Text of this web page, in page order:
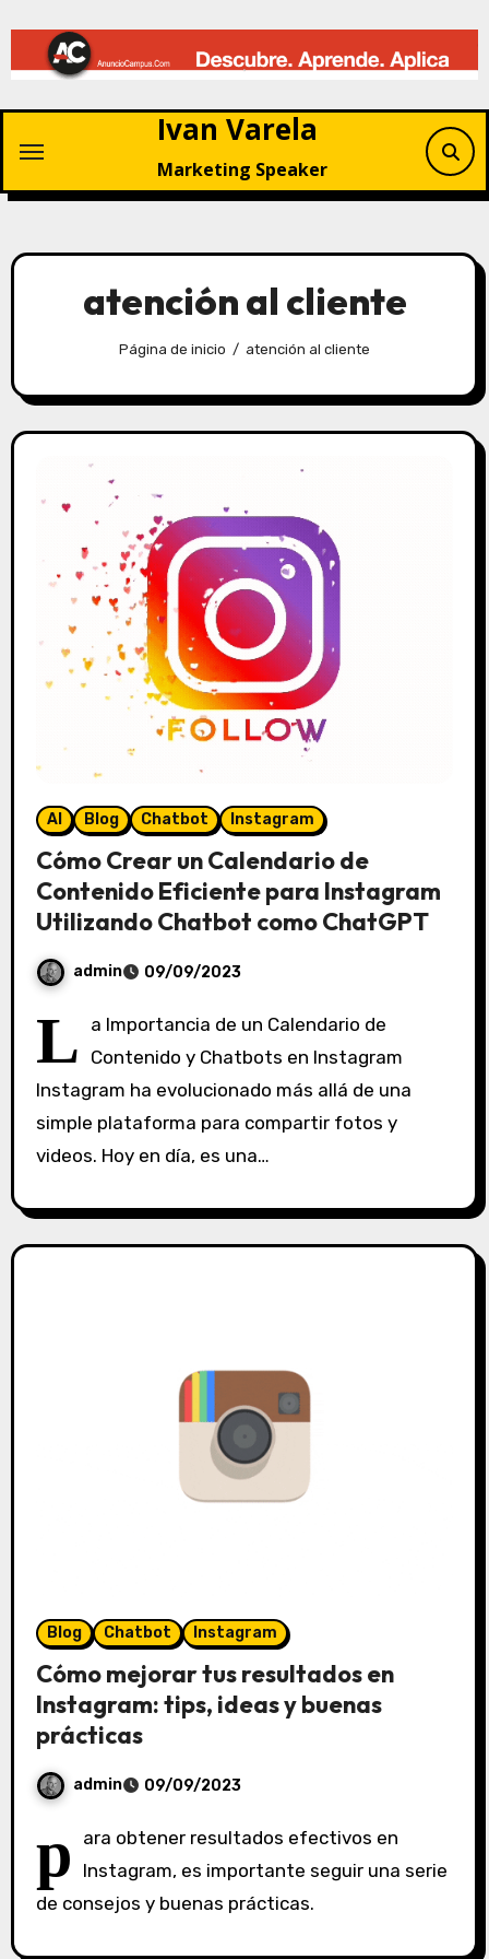
contenido
Ivan Varela
Marketing Speaker
atención al cliente
Página de inicio atención al cliente
AI Blog Chatbot Instagram
Cómo Crear un Calendario de
Contenido Eficiente para Instagram
Utilizando Chatbot como ChatGPT
admin 09/09/2023
n
c
o
t
a
L
a Importancia de un Calendario de
Contenido y Chatbots en Instagram
Instagram ha evolucionado más allá de una
simple plataforma para compartir fotos y
videos. Hoy en día, es una…
Blog Chatbot Instagram
Cómo mejorar tus resultados en
Instagram: tips, ideas y buenas
prácticas
admin 09/09/2023
i
c
p
ara obtener resultados efectivos en
Instagram, es importante seguir una serie
de consejos y buenas prácticas.